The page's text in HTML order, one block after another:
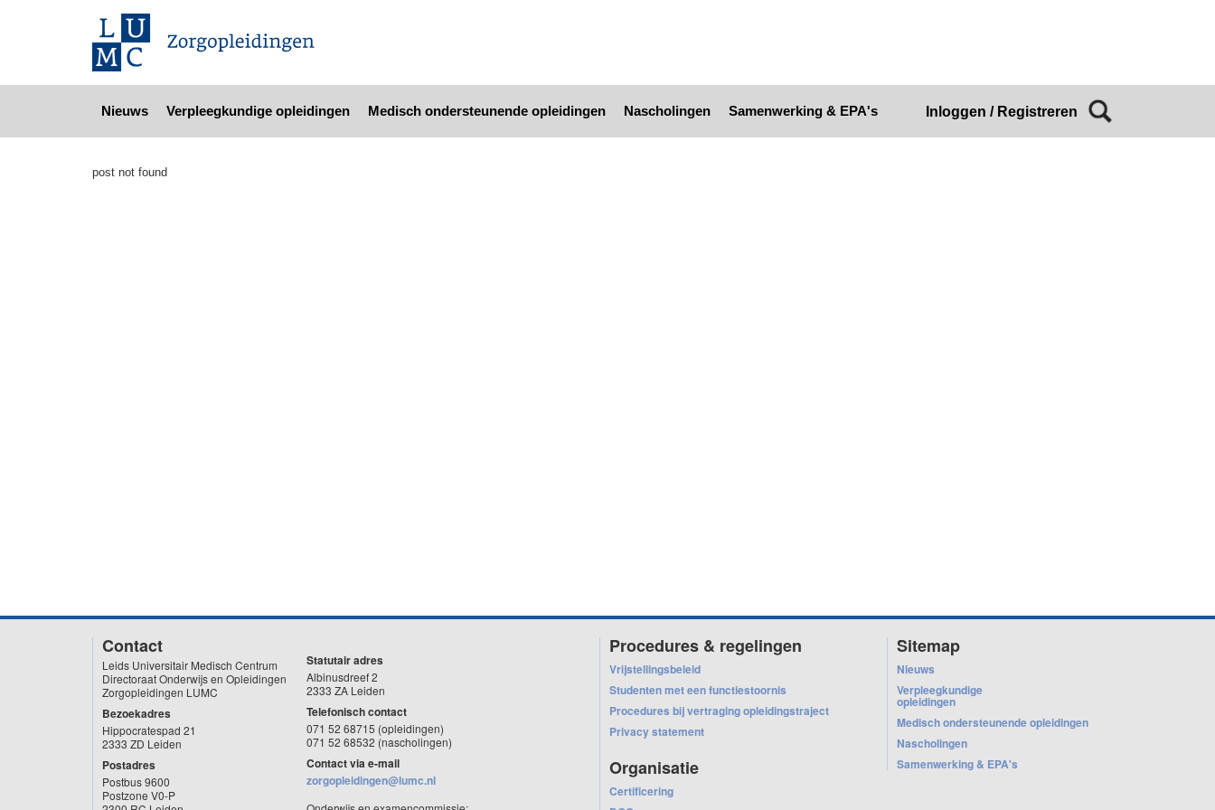
Nieuws Verpleegkundige opleidingen Medisch ondersteunende opleidingen Nascholingen Samenwerking & EPA's Inloggen / Registreren
post not found
Contact
Leids Universitair Medisch Centrum
Directoraat Onderwijs en Opleidingen
Zorgopleidingen LUMC
Bezoekadres
Hippocratespad 21
2333 ZD Leiden
Postadres
Postbus 9600
Postzone V0-P
Statutair adres
Albinusdreef 2
2333 ZA Leiden
Telefonisch contact
071 52 68715 (opleidingen)
071 52 68532 (nascholingen)
Contact via e-mail
zorgopleidingen@lumc.nl
Procedures & regelingen
Vrijstellingsbeleid
Studenten met een functiestoornis
Procedures bij vertraging opleidingstraject
Privacy statement
Organisatie
Certificering
Sitemap
Nieuws
Verpleegkundige
opleidingen
Medisch ondersteunende opleidingen
Nascholingen
Samenwerking & EPA's